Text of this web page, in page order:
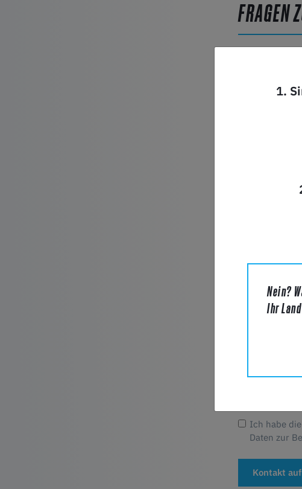
FRAGEN
Nachricht*
Ich habe die
Daten zur
Kontakt
1.
Nein?
Ihr